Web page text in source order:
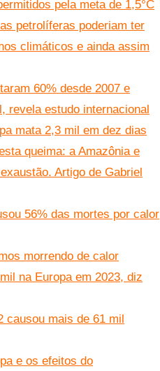
pela meta de 1,5°C
petrolíferas poderiam ter
climáticos e ainda assim
60% desde 2007 e
revela estudo internacional
mata 2,3 mil em dez dias
queima: a Amazônia e
Artigo de Gabriel
56% das mortes por calor
morrendo de calor
na Europa em 2023, diz
causou mais de 61 mil
e os efeitos do